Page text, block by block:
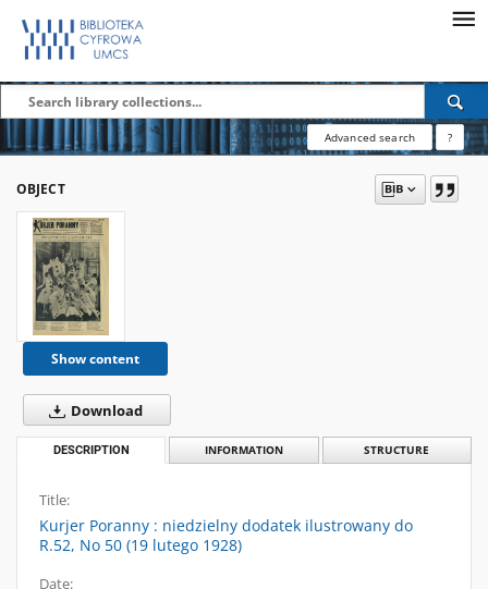
Advanced search ?
OBJECT
Show content
Download
DESCRIPTION INFORMATION STRUCTURE
Title:
Kurjer Poranny : niedzielny dodatek ilustrowany do
R.52, No 50 (19 lutego 1928)
Date: